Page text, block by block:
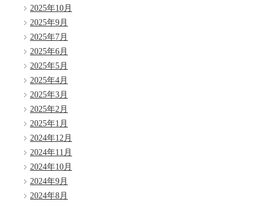
2025年10月
2025年9月
2025年7月
2025年6月
2025年5月
2025年4月
2025年3月
2025年2月
2025年1月
2024年12月
2024年11月
2024年10月
2024年9月
2024年8月